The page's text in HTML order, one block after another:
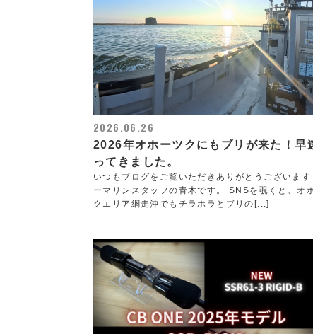
2026.06.26
2026年オホーツクにもブリが来た！早
ってきました。
いつもブログをご覧いただきありがとうございます
ーマリンスタッフの青木です。 SNSを覗くと、オ
クエリア網走沖でもチラホラとブリの[...]